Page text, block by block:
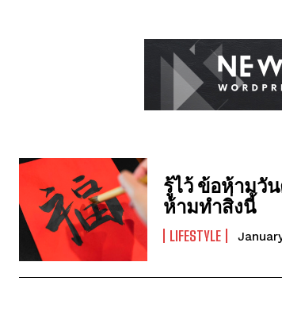
รู้ไว้ ข้อห้ามวั
ห้ามทำสิ่งนี้
LIFESTYLE